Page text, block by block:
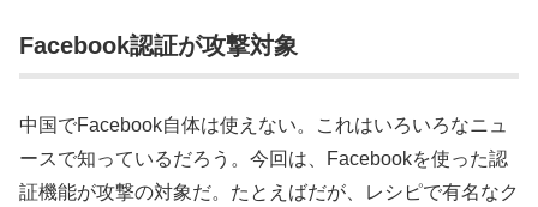
Facebook認証が攻撃対象
中国でFacebook自体は使えない。これはいろいろなニュ
ースで知っているだろう。今回は、Facebookを使った認
証機能が攻撃の対象だ。たとえばだが、レシピで有名なク